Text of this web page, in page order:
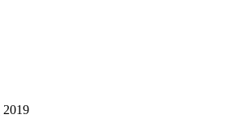
2019